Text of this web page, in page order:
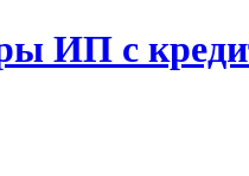
ИП с